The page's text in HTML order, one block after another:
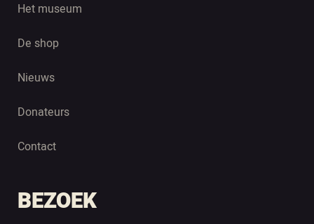
Het museum
De shop
Nieuws
Donateurs
Contact
BEZOEK